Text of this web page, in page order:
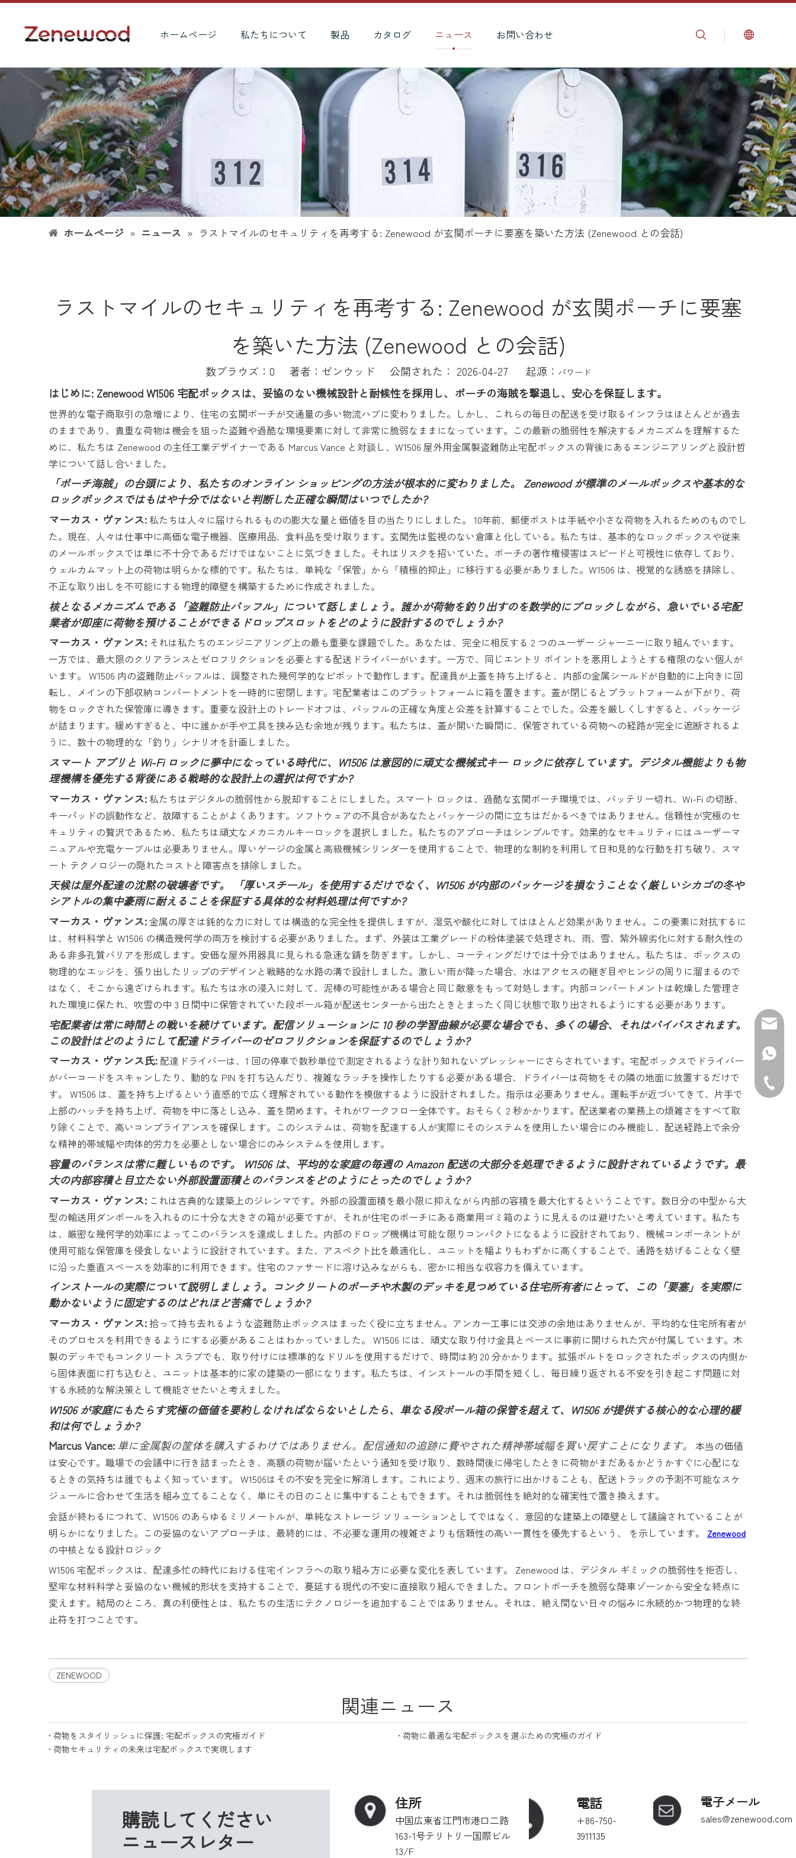
ホームページ 私たちについて 製品 カタログ ニュース お問い合わせ
ホームページ » ニュース » ラストマイルのセキュリティを再考する: Zenewood が玄関ポーチに要塞を築いた方法 (Zenewood との会話)
ラストマイルのセキュリティを再考する: Zenewood が玄関ポーチに要塞
を築いた方法 (Zenewood との会話)
数ブラウズ： 0 著者：ゼンウッド 公開された： 2026-04-27 起源： パワード
はじめに: Zenewood W1506 宅配ボックスは、妥協のない機械設計と耐候性を採用し、ポーチの海賊を撃退し、安心を保証します。
世界的な電子商取引の急増により、住宅の玄関ポーチが交通量の多い物流ハブに変わりました。しかし、これらの毎日の配送を受け取るインフラはほとんどが過去
のままであり、貴重な荷物は機会を狙った盗難や過酷な環境要素に対して非常に脆弱なままになっています。この最新の脆弱性を解決するメカニズムを理解するた
めに、私たちは Zenewood の主任工業デザイナーである Marcus Vance と対談し、W1506 屋外用金属製盗難防止宅配ボックスの背後にあるエンジニアリングと設計哲
学について話し合いました。
「ポーチ海賊」の台頭により、私たちのオンライン ショッピングの方法が根本的に変わりました。 Zenewood が標準のメールボックスや基本的な
ロックボックスではもはや十分ではないと判断した正確な瞬間はいつでしたか?
マーカス・ヴァンス:私たちは人々に届けられるものの膨大な量と価値を目の当たりにしました。 10年前、郵便ポストは手紙や小さな荷物を入れるためのものでし
た。現在、人々は仕事中に高価な電子機器、医療用品、食料品を受け取ります。玄関先は監視のない倉庫と化している。私たちは、基本的なロックボックスや従来
のメールボックスでは単に不十分であるだけではないことに気づきました。それはリスクを招いていた。ポーチの著作権侵害はスピードと可視性に依存しており、
ウェルカムマット上の荷物は明らかな標的です。私たちは、単純な「保管」から「積極的抑止」に移行する必要がありました。W1506 は、視覚的な誘惑を排除し、
不正な取り出しを不可能にする物理的障壁を構築するために作成されました。
核となるメカニズムである「盗難防止バッフル」について話しましょう。誰かが荷物を釣り出すのを数学的にブロックしながら、急いでいる宅配
業者が即座に荷物を預けることができるドロップスロットをどのように設計するのでしょうか?
マーカス・ヴァンス: それは私たちのエンジニアリング上の最も重要な課題でした。あなたは、完全に相反する 2 つのユーザー ジャーニーに取り組んでいます。
一方では、最大限のクリアランスとゼロフリクションを必要とする配送ドライバーがいます。一方で、同じエントリ ポイントを悪用しようとする権限のない個人が
います。 W1506 内の盗難防止バッフルは、調整された幾何学的なピボットで動作します。配達員が上蓋を持ち上げると、内部の金属シールドが自動的に上向きに回
転し、メインの下部収納コンパートメントを一時的に密閉します。宅配業者はこのプラットフォームに箱を置きます。蓋が閉じるとプラットフォームが下がり、荷
物をロックされた保管庫に導きます。重要な設計上のトレードオフは、バッフルの正確な角度と公差を計算することでした。公差を厳しくしすぎると、パッケージ
が詰まります。緩めすぎると、中に誰かが手や工具を挟み込む余地が残ります。私たちは、蓋が開いた瞬間に、保管されている荷物への経路が完全に遮断されるよ
うに、数十の物理的な「釣り」シナリオを計画しました。
スマート アプリと Wi-Fi ロックに夢中になっている時代に、W1506 は意図的に頑丈な機械式キー ロックに依存しています。デジタル機能よりも物
理機構を優先する背後にある戦略的な設計上の選択は何ですか?
マーカス・ヴァンス:私たちはデジタルの脆弱性から脱却することにしました。スマート ロックは、過酷な玄関ポーチ環境では、バッテリー切れ、Wi-Fi の切断、
キーパッドの誤動作など、故障することがよくあります。ソフトウェアの不具合があなたとパッケージの間に立ちはだかるべきではありません。信頼性が究極のセ
キュリティの贅沢であるため、私たちは頑丈なメカニカルキーロックを選択しました。私たちのアプローチはシンプルです。効果的なセキュリティにはユーザーマ
ニュアルや充電ケーブルは必要ありません。厚いゲージの金属と高級機械シリンダーを使用することで、物理的な制約を利用して日和見的な行動を打ち破り、スマ
ート テクノロジーの隠れたコストと障害点を排除しました。
天候は屋外配達の沈黙の破壊者です。 「厚いスチール」を使用するだけでなく、W1506 が内部のパッケージを損なうことなく厳しいシカゴの冬や
シアトルの集中豪雨に耐えることを保証する具体的な材料処理は何ですか?
マーカス・ヴァンス:金属の厚さは鈍的な力に対しては構造的な完全性を提供しますが、湿気や酸化に対してはほとんど効果がありません。この要素に対抗するに
は、材料科学と W1506 の構造幾何学の両方を検討する必要がありました。まず、外装は工業グレードの粉体塗装で処理され、雨、雪、紫外線劣化に対する耐久性の
ある非多孔質バリアを形成します。安価な屋外用器具に見られる急速な錆を防ぎます。しかし、コーティングだけでは十分ではありません。私たちは、ボックスの
物理的なエッジを、張り出したリップのデザインと戦略的な水路の溝で設計しました。激しい雨が降った場合、水はアクセスの継ぎ目やヒンジの周りに溜まるので
はなく、そこから遠ざけられます。私たちは水の浸入に対して、泥棒の可能性がある場合と同じ敵意をもって対処します。内部コンパートメントは乾燥した管理さ
れた環境に保たれ、吹雪の中 3 日間中に保管されていた段ボール箱が配送センターから出たときとまったく同じ状態で取り出されるようにする必要があります。
宅配業者は常に時間との戦いを続けています。配信ソリューションに 10 秒の学習曲線が必要な場合でも、多くの場合、それはバイパスされます。
この設計はどのようにして配達ドライバーのゼロフリクションを保証するのでしょうか?
マーカス・ヴァンス氏: 配達ドライバーは、1 回の停車で数秒単位で測定されるような計り知れないプレッシャーにさらされています。宅配ボックスでドライバー
がバーコードをスキャンしたり、動的な PIN を打ち込んだり、複雑なラッチを操作したりする必要がある場合、ドライバーは荷物をその隣の地面に放置するだけで
す。 W1506 は、蓋を持ち上げるという直感的で広く理解されている動作を模倣するように設計されました。指示は必要ありません。運転手が近づいてきて、片手で
上部のハッチを持ち上げ、荷物を中に落とし込み、蓋を閉めます。それがワークフロー全体です。おそらく 2 秒かかります。配送業者の業務上の煩雑さをすべて取
り除くことで、高いコンプライアンスを確保します。このシステムは、荷物を配達する人が実際にそのシステムを使用したい場合にのみ機能し、配送経路上で余分
な精神的帯域幅や肉体的労力を必要としない場合にのみシステムを使用します。
容量のバランスは常に難しいものです。 W1506 は、平均的な家庭の毎週の Amazon 配送の大部分を処理できるように設計されているようです。最
大の内部容積と目立たない外部設置面積とのバランスをどのようにとったのでしょうか?
マーカス・ヴァンス: これは古典的な建築上のジレンマです。外部の設置面積を最小限に抑えながら内部の容積を最大化するということです。数日分の中型から大
型の輸送用ダンボールを入れるのに十分な大きさの箱が必要ですが、それが住宅のポーチにある商業用ゴミ箱のように見えるのは避けたいと考えています。私たち
は、厳密な幾何学的効率によってこのバランスを達成しました。内部のドロップ機構は可能な限りコンパクトになるように設計されており、機械コンポーネントが
使用可能な保管庫を侵食しないように設計されています。また、アスペクト比を最適化し、ユニットを幅よりもわずかに高くすることで、通路を妨げることなく壁
に沿った垂直スペースを効率的に利用できます。住宅のファサードに溶け込みながらも、密かに相当な収容力を備えています。
インストールの実際について説明しましょう。コンクリートのポーチや木製のデッキを見つめている住宅所有者にとって、この「要塞」を実際に
動かないように固定するのはどれほど苦痛でしょうか?
マーカス・ヴァンス:拾って持ち去れるような盗難防止ボックスはまったく役に立ちません。アンカー工事には交渉の余地はありませんが、平均的な住宅所有者が
そのプロセスを利用できるようにする必要があることはわかっていました。 W1506 には、頑丈な取り付け金具とベースに事前に開けられた穴が付属しています。木
製のデッキでもコンクリート スラブでも、取り付けには標準的なドリルを使用するだけで、時間は約 20 分かかります。拡張ボルトをロックされたボックスの内側か
ら固体表面に打ち込むと、ユニットは基本的に家の建築の一部になります。私たちは、インストールの手間を短くし、毎日繰り返される不安を引き起こす問題に対
する永続的な解決策として機能させたいと考えました。
W1506 が家庭にもたらす究極の価値を要約しなければならないとしたら、単なる段ボール箱の保管を超えて、W1506 が提供する核心的な心理的緩
和は何でしょうか?
Marcus Vance:単に金属製の筐体を購入するわけではありません。配信通知の追跡に費やされた精神帯域幅を買い戻すことになります。
本当の価値
は安心です。職場での会議中に行き詰まったとき、高額の荷物が届いたという通知を受け取り、数時間後に帰宅したときに荷物がまだあるかどうかすぐに心配にな
るときの気持ちは誰でもよく知っています。 W1506はその不安を完全に解消します。これにより、週末の旅行に出かけることも、配送トラックの予測不可能なスケ
ジュールに合わせて生活を組み立てることなく、単にその日のことに集中することもできます。それは脆弱性を絶対的な確実性で置き換えます。
会話が終わるにつれて、W1506 のあらゆるミリメートルが、単純なストレージ ソリューションとしてではなく、意図的な建築上の障壁として議論されていることが
明らかになりました。この妥協のないアプローチは、最終的には、不必要な運用の複雑さよりも信頼性の高い一貫性を優先するという、 を示しています。
Zenewood
の中核となる設計ロジック
W1506 宅配ボックスは、配達多忙の時代における住宅インフラへの取り組み方に必要な変化を表しています。 Zenewood は、デジタル ギミックの脆弱性を拒否し、
堅牢な材料科学と妥協のない機械的形状を支持することで、蔓延する現代の不安に直接取り組んできました。フロントポーチを脆弱な降車ゾーンから安全な終点に
変えます。結局のところ、真の利便性とは、私たちの生活にテクノロジーを追加することではありません。それは、絶え間ない日々の悩みに永続的かつ物理的な終
止符を打つことです。
ZENEWOOD
関連ニュース
荷物をスタイリッシュに保護: 宅配ボックスの究極ガイド
荷物に最適な宅配ボックスを選ぶための究極のガイド
荷物セキュリティの未来は宅配ボックスで実現します
購読してください
ニュースレター
住所
中国広東省江門市港口二路
163-1号テリトリー国際ビル
13/F
電話
+86-750-
3911135
電子メール
sales@zenewood.com
電子メ
電話番